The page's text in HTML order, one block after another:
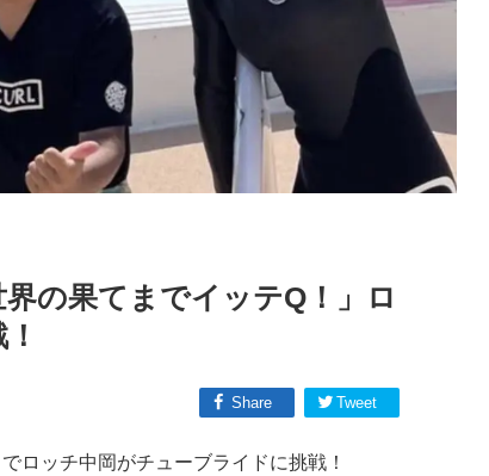
界の果てまでイッテQ！」ロ
Tweet
Share
ロッチ中岡がチューブライドに挑戦！